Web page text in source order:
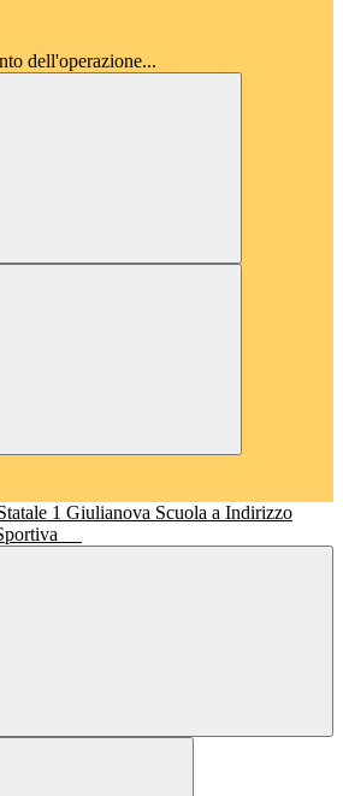
dell'operazione...
Scuola a Indirizzo